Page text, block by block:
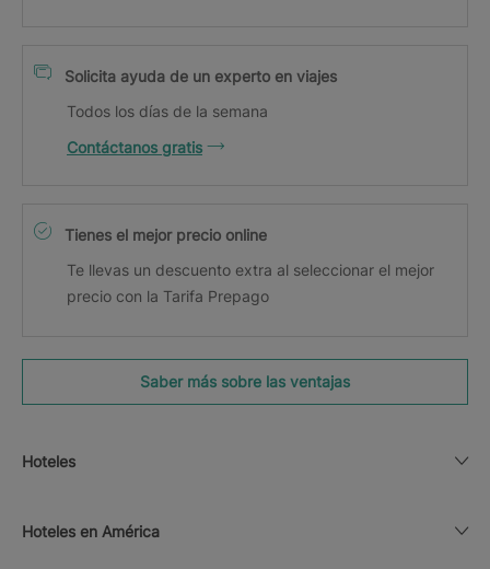
Solicita ayuda de un experto en viajes
Todos los días de la semana
Contáctanos gratis
Tienes el mejor precio online
Te llevas un descuento extra al seleccionar el mejor
precio con la Tarifa Prepago
Saber más sobre las ventajas
Hoteles
Hoteles en América